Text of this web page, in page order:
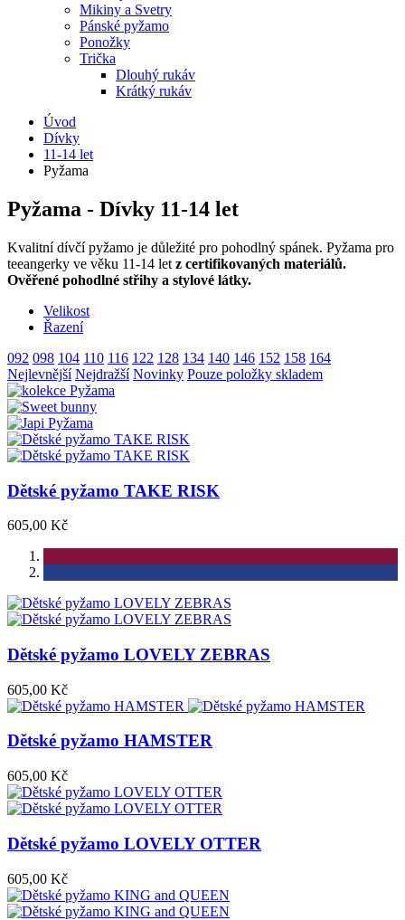
Mikiny a Svetry
Pánské pyžamo
Ponožky
Trička
Dlouhý rukáv
Krátký rukáv
Úvod
Dívky
11-14 let
Pyžama
Pyžama - Dívky 11-14 let
Kvalitní dívčí pyžamo je důležité pro pohodlný spánek. Pyžama pro
teeangerky ve věku 11-14 let z certifikovaných materiálů.
Ověřené pohodlné střihy a stylové látky.
Velikost
Řazení
092 098 104 110 116 122 128 134 140 146 152 158 164
Nejlevnější Nejdražší Novinky Pouze položky skladem
Dětské pyžamo TAKE RISK
605,00 Kč
Dětské pyžamo LOVELY ZEBRAS
605,00 Kč
Dětské pyžamo HAMSTER
605,00 Kč
Dětské pyžamo LOVELY OTTER
605,00 Kč